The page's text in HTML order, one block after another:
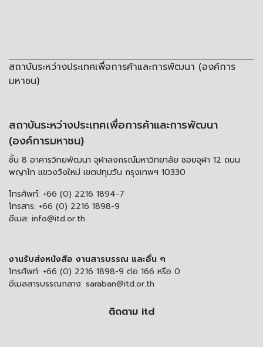
สถาบันระหว่างประเทศเพื่อการค้าและการพัฒนา (องค์การ
มหาชน)
สถาบันระหว่างประเทศเพื่อการค้าและการพัฒนา
(องค์การมหาชน)
ชั้น 8 อาคารวิทยพัฒนา จุฬาลงกรณ์มหาวิทยาลัย ซอยจุฬา 12 ถนน
พญาไท แขวงวังใหม่ เขตปทุมวัน กรุงเทพฯ 10330
โทรศัพท์: +66 (0) 2216 1894-7
โทรสาร: +66 (0) 2216 1898-9
อีเมล: info@itd.or.th
งานรับส่งหนังสือ งานสารบรรณ และอื่น ๆ
โทรศัพท์: +66 (0) 2216 1898-9 ต่อ 166 หรือ 0
อีเมลสารบรรณกลาง: saraban@itd.or.th
ติดตาม itd